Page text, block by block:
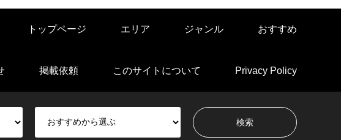
トップページ エリア ジャンル おすすめ
掲載依頼 このサイトについて Privacy Policy